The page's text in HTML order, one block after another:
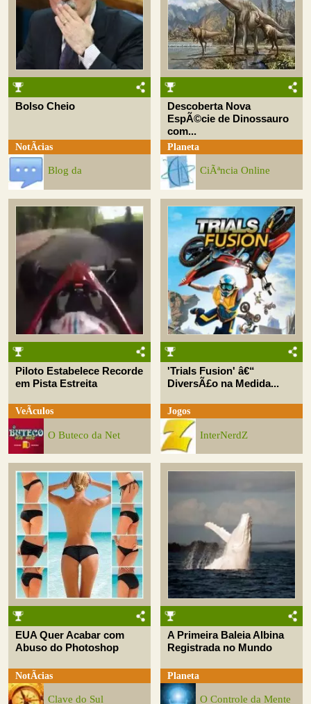
Bolso Cheio
NotÃ­cias
Blog da
Descoberta Nova
EspÃ©cie de Dinossauro
com...
Planeta
CiÃªncia Online
Piloto Estabelece Recorde
em Pista Estreita
VeÃ­culos
O Buteco da Net
'Trials Fusion' â€“
DiversÃ£o na Medida...
Jogos
InterNerdZ
EUA Quer Acabar com
Abuso do Photoshop
NotÃ­cias
Clave do Sul
A Primeira Baleia Albina
Registrada no Mundo
Planeta
O Controle da Mente